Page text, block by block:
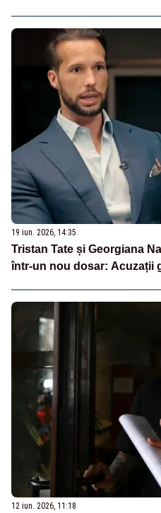
19 iun. 2026, 14:35
Tristan Tate și Georgiana
într-un nou dosar: Acuzații
12 iun. 2026, 11:18